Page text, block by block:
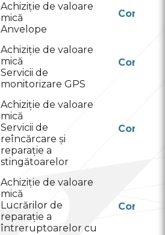
Achiziție de valoare
mică
Anvelope
Conform
Achiziție de valoare
mică
Servicii de
monitorizare GPS
Conform
Achiziție de valoare
mică
Servicii de
reîncărcare și
reparație a
stingătoarelor
Conform
Achiziție de valoare
mică
Lucrărilor de
reparație a
întreruptoarelor cu
Conform